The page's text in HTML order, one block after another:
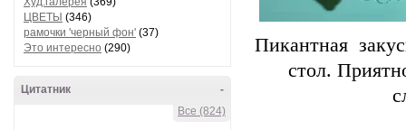
ЦВЕТЫ (346)
рамочки 'черный фон' (37)
Это интересно (290)
-
Цитатник
Все (824)
Пикантная
стол.